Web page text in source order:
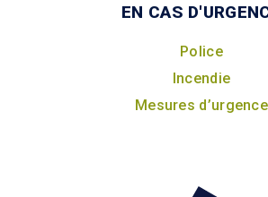
EN CAS
Police
Incendie
Mesures d’urgence